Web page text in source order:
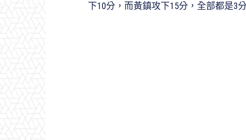
下10分，而黃鎮攻下15分，全部都是3